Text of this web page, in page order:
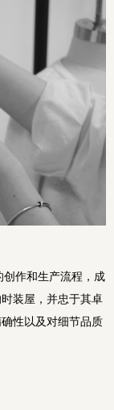
创作和生产流程，成
装屋，并忠于其卓
性以及对细节品质